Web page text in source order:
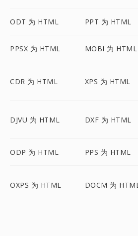
ODT 为 HTML PPT 为 HTML
PPSX 为 HTML MOBI 为 HTML
CDR 为 HTML XPS 为 HTML
DJVU 为 HTML DXF 为 HTML
ODP 为 HTML PPS 为 HTML
OXPS 为 HTML DOCM 为 HTML